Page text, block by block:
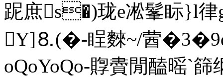
跜庶s�)珑e凇髼眎}l
Y]⒏(�-睈麳~/蒏
oQoYoQo-賯賮閒醘暚`